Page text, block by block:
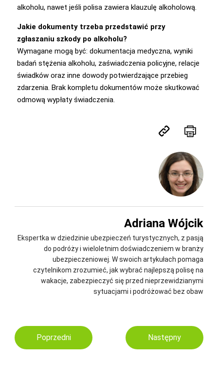
alkoholu, nawet jeśli polisa zawiera klauzulę alkoholową.
Jakie dokumenty trzeba przedstawić przy
zgłaszaniu szkody po alkoholu?
Wymagane mogą być: dokumentacja medyczna, wyniki
badań stężenia alkoholu, zaświadczenia policyjne, relacje
świadków oraz inne dowody potwierdzające przebieg
zdarzenia. Brak kompletu dokumentów może skutkować
odmową wypłaty świadczenia.
Adriana Wójcik
Ekspertka w dziedzinie ubezpieczeń turystycznych, z pasją
do podróży i wieloletnim doświadczeniem w branży
ubezpieczeniowej. W swoich artykułach pomaga
czytelnikom zrozumieć, jak wybrać najlepszą polisę na
wakacje, zabezpieczyć się przed nieprzewidzianymi
sytuacjami i podróżować bez obaw
Poprzedni Następny